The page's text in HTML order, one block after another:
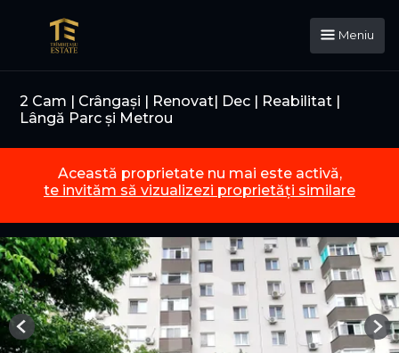
Meniu
2 Cam | Crângași | Renovat| Dec | Reabilitat |
Lângă Parc și Metrou
Această proprietate nu mai este activă,
te invităm să vizualizezi proprietăți similare
Previous